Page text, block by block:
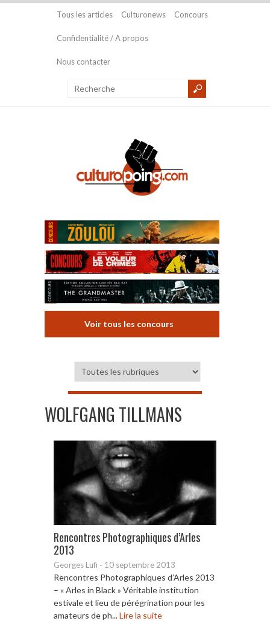
Tous les articles Culturonews Concours
Confidentialité / A propos
Nous contacter
Voir tous les concours
WOLFGANG TILLMANS
Rencontres Photographiques d’Arles
2013
Georges Lufi - 10 septembre 2013
Rencontres Photographiques d’Arles 2013
– « Arles in Black » Véritable institution
estivale et lieu de pérégrination pour les
amateurs de ph...Lire la suite